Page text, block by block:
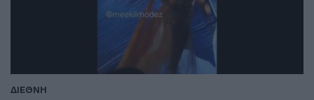
ΔΙΕΘΝΗ